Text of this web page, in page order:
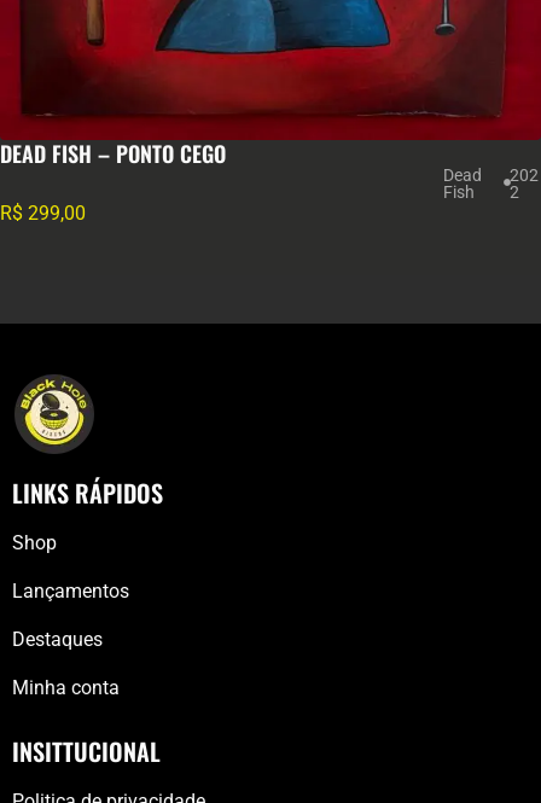
DEAD FISH – PONTO CEGO
Dead
Fish
202
2
R$ 299,00
LINKS RÁPIDOS
Shop
Lançamentos
Destaques
Minha conta
INSITTUCIONAL